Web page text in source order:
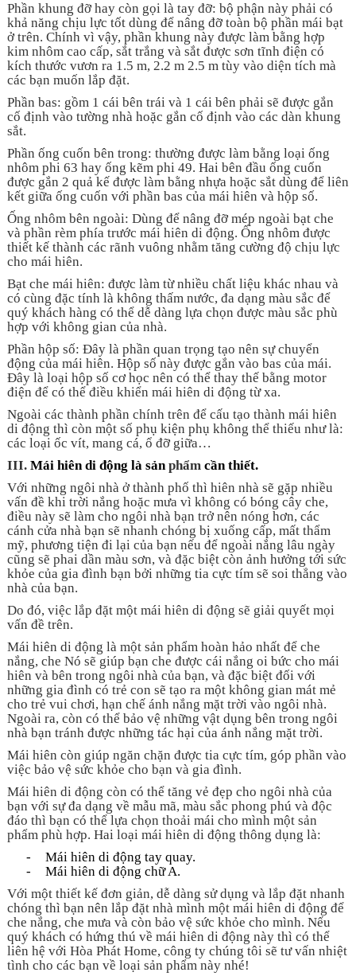
Phần khung đỡ hay còn gọi là tay đỡ: bộ phận này phải có
khả năng chịu lực tốt dùng để nâng đỡ toàn bộ phần mái bạt
ở trên. Chính vì vậy, phần khung này được làm bằng hợp
kim nhôm cao cấp, sắt trắng và sắt được sơn tĩnh điện có
kích thước vươn ra 1.5 m, 2.2 m 2.5 m tùy vào diện tích mà
các bạn muốn lắp đặt.
Phần bas: gồm 1 cái bên trái và 1 cái bên phải sẽ được gắn
cố định vào tường nhà hoặc gắn cố định vào các dàn khung
sắt.
Phần ống cuốn bên trong: thường được làm bằng loại ống
nhôm phi 63 hay ống kẽm phi 49. Hai bên đầu ống cuốn
được gắn 2 quả kế được làm bằng nhựa hoặc sắt dùng để liên
kết giữa ống cuốn với phần bas của mái hiên và hộp số.
Ống nhôm bên ngoài: Dùng để nâng đỡ mép ngoài bạt che
và phần rèm phía trước mái hiên di động. Ống nhôm được
thiết kế thành các rãnh vuông nhằm tăng cường độ chịu lực
cho mái hiên.
Bạt che mái hiên: được làm từ nhiều chất liệu khác nhau và
có cùng đặc tính là không thấm nước, đa dạng màu sắc để
quý khách hàng có thể dễ dàng lựa chọn được màu sắc phù
hợp với không gian của nhà.
Phần hộp số: Đây là phần quan trọng tạo nên sự chuyển
động của mái hiên. Hộp số này được gắn vào bas của mái.
Đây là loại hộp số cơ học nên có thể thay thế bằng motor
điện để có thể điều khiển mái hiên di động từ xa.
Ngoài các thành phần chính trên để cấu tạo thành mái hiên
di động thì còn một số phụ kiện phụ không thể thiếu như là:
các loại ốc vít, mang cá, ổ đỡ giữa…
III. Mái hiên di động là sảnphẩmcần thiết.
Với những ngôi nhà ở thành phố thì hiên nhà sẽ gặp nhiều
vấn đề khi trời nắng hoặc mưa vì không có bóng cây che,
điều này sẽ làm cho ngôi nhà bạn trở nên nóng hơn, các
cánh cửa nhà bạn sẽ nhanh chóng bị xuống cấp, mất thẩm
mỹ, phương tiện đi lại của bạn nếu để ngoài nắng lâu ngày
cũng sẽ phai dần màu sơn, và đặc biệt còn ảnh hưởng tới sức
khỏe của gia đình bạn bởi những tia cực tím sẽ soi thẳng vào
nhà của bạn.
Do đó, việc lắp đặt một mái hiên di động sẽ giải quyết mọi
vấn đề trên.
Mái hiên di động là một sản phẩm hoàn hảo nhất để che
nắng, che Nó sẽ giúp bạn che được cái nắng oi bức cho mái
hiên và bên trong ngôi nhà của bạn, và đặc biệt đối với
những gia đình có trẻ con sẽ tạo ra một không gian mát mẻ
cho trẻ vui chơi, hạn chế ánh nắng mặt trời vào ngôi nhà.
Ngoài ra, còn có thể bảo vệ những vật dụng bên trong ngôi
nhà bạn tránh được những tác hại của ánh nắng mặt trời.
Mái hiên còn giúp ngăn chặn được tia cực tím, góp phần vào
việc bảo vệ sức khỏe cho bạn và gia đình.
Mái hiên di động còn có thể tăng vẻ đẹp cho ngôi nhà của
bạn với sự đa dạng về mẫu mã, màu sắc phong phú và độc
đáo thì bạn có thể lựa chọn thoải mái cho mình một sản
phẩm phù hợp. Hai loại mái hiên di động thông dụng là:
-
Mái hiên di động tay quay.
-
Mái hiên di động chữ A.
Với một thiết kế đơn giản, dễ dàng sử dụng và lắp đặt nhanh
chóng thì bạn nên lắp đặt nhà mình một mái hiên di động để
che nắng, che mưa và còn bảo vệ sức khỏe cho mình. Nếu
quý khách có hứng thú về mái hiên di động này thì có thể
liên hệ với Hòa Phát Home, công ty chúng tôi sẽ tư vấn nhiệt
tình cho các bạn về loại sản phẩm này nhé!